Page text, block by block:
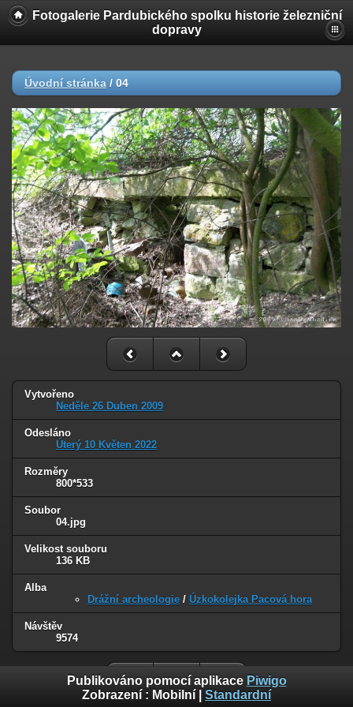
Fotogalerie Pardubického spolku historie železniční
dopravy
Úvodní stránka / 04
Vytvořeno
Neděle 26 Duben 2009
Odesláno
Úterý 10 Květen 2022
Rozměry
800*533
Soubor
04.jpg
Velikost souboru
136 KB
Alba
Drážní archeologie / Úzkokolejka Pacová hora
Návštěv
9574
Publikováno pomocí aplikace Piwigo
Zobrazení : Mobilní Standardní